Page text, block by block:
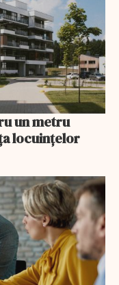
un metru
locuințelor